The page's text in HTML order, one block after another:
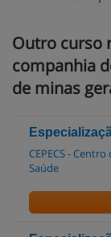
Outro curso
companhia
de minas
CEPECS -
Saúde